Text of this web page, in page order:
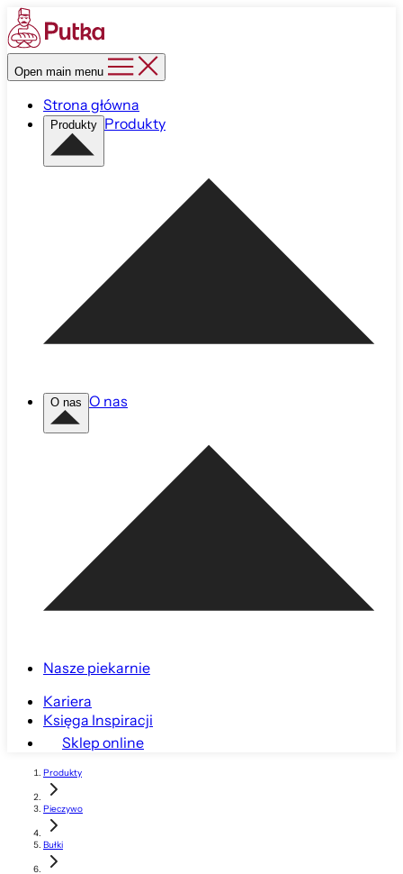
Open main menu
Strona główna
Produkty Produkty
O nas O nas
Nasze piekarnie
Kariera
Księga Inspiracji
Sklep online
Produkty
Pieczywo
Bułki